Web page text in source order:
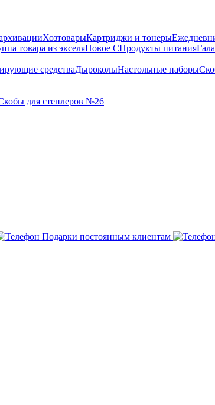
ХозтоварыКартриджи и тонеры
товара из экселяНовое СПродукты питания
средстваДыроколыНастольные наборы
для степлеров №26
Подарки постоянным клиентам